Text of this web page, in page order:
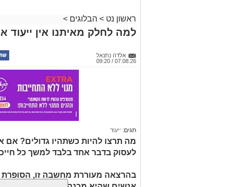
ראשון נט > הבלוגים >
למה לחלק מאיתנו אין ייעוד
אלדה נתנאל
07.08.26 / 09:20
תגים: ייעוד
מה תרצו להיות כשתהיו גדולים?
לעסוק בדבר אחד בלבד למשך כל
בהרצאה מעוררת מחשבה זו, הסופרת